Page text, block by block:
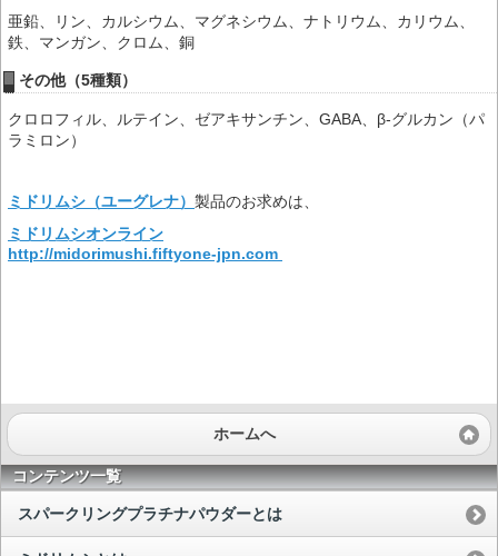
亜鉛、リン、カルシウム、マグネシウム、ナトリウム、カリウム、
鉄、マンガン、クロム、銅
その他（5種類）
クロロフィル、ルテイン、ゼアキサンチン、GABA、β-グルカン（パ
ラミロン）
ミドリムシ（ユーグレナ） 製品のお求めは、
ミドリムシオンライン
http://midorimushi.fiftyone-jpn.com
ホームへ
コンテンツ一覧
スパークリングプラチナパウダーとは